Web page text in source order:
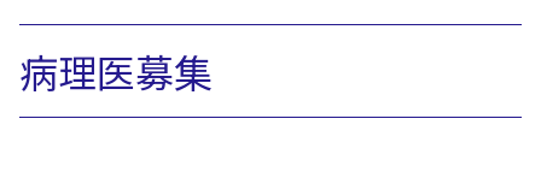
病理医募集